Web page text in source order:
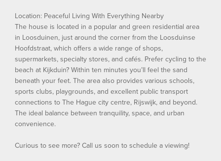
Location: Peaceful Living With Everything Nearby
The house is located in a popular and green residential area
in Loosduinen, just around the corner from the Loosduinse
Hoofdstraat, which offers a wide range of shops,
supermarkets, specialty stores, and cafés. Prefer cycling to the
beach at Kijkduin? Within ten minutes you’ll feel the sand
beneath your feet. The area also provides various schools,
sports clubs, playgrounds, and excellent public transport
connections to The Hague city centre, Rijswijk, and beyond.
The ideal balance between tranquility, space, and urban
convenience.
Curious to see more? Call us soon to schedule a viewing!